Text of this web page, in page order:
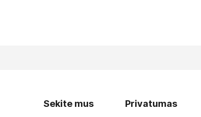
Sekite mus Privatumas